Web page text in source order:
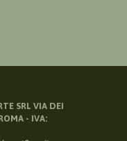
SRL VIA DEI
- IVA: